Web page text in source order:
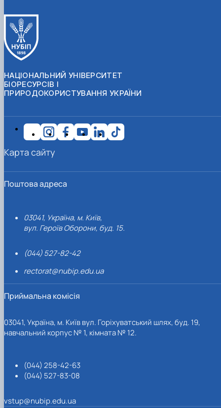
НАЦІОНАЛЬНИЙ УНІВЕРСИТЕТ
БІОРЕСУРСІВ І
ПРИРОДОКОРИСТУВАННЯ УКРАЇНИ
Поштова адреса
03041, Україна, м. Київ,
вул. Героїв Оборони, буд. 15.
(044) 527-82-42
rectorat@nubip.edu.ua
Приймальна комісія
03041, Україна, м. Київ вул. Горіхуватський шлях, буд. 19,
навчальний корпус № 1, кімната № 12.
(044) 258-42-63
(044) 527-83-08
vstup@nubip.edu.ua
Карта сайту